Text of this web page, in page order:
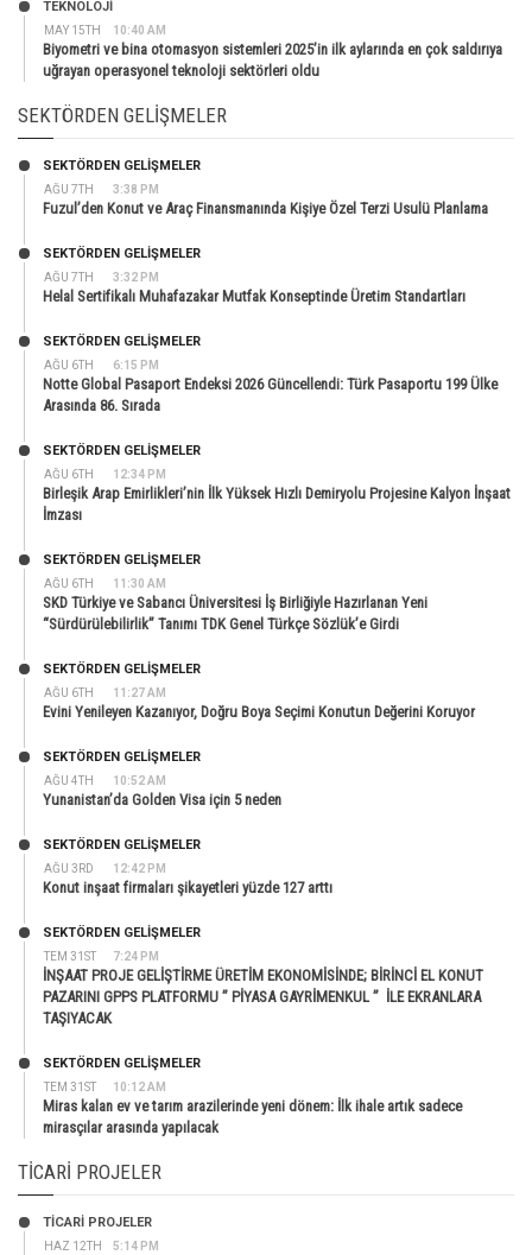
MAY 15TH 10:40 AM
TEKNOLOJİ
Biyometri ve bina otomasyon sistemleri 2025’in ilk aylarında en çok saldırıya
uğrayan operasyonel teknoloji sektörleri oldu
SEKTÖRDEN GELIŞMELER
AĞU 7TH 3:38 PM
SEKTÖRDEN GELIŞMELER
Fuzul’den Konut ve Araç Finansmanında Kişiye Özel Terzi Usulü Planlama
AĞU 7TH 3:32 PM
SEKTÖRDEN GELIŞMELER
Helal Sertifikalı Muhafazakar Mutfak Konseptinde Üretim Standartları
AĞU 6TH 6:15 PM
SEKTÖRDEN GELIŞMELER
Notte Global Pasaport Endeksi 2026 Güncellendi: Türk Pasaportu 199 Ülke
Arasında 86. Sırada
AĞU 6TH 12:34 PM
SEKTÖRDEN GELIŞMELER
Birleşik Arap Emirlikleri’nin İlk Yüksek Hızlı Demiryolu Projesine Kalyon İnşaat
İmzası
AĞU 6TH 11:30 AM
SEKTÖRDEN GELIŞMELER
SKD Türkiye ve Sabancı Üniversitesi İş Birliğiyle Hazırlanan Yeni
“Sürdürülebilirlik” Tanımı TDK Genel Türkçe Sözlük’e Girdi
AĞU 6TH 11:27 AM
SEKTÖRDEN GELIŞMELER
Evini Yenileyen Kazanıyor, Doğru Boya Seçimi Konutun Değerini Koruyor
AĞU 4TH 10:52 AM
SEKTÖRDEN GELIŞMELER
Yunanistan’da Golden Visa için 5 neden
AĞU 3RD 12:42 PM
SEKTÖRDEN GELIŞMELER
Konut inşaat firmaları şikayetleri yüzde 127 arttı
TEM 31ST 7:24 PM
SEKTÖRDEN GELIŞMELER
İNŞAAT PROJE GELİŞTİRME ÜRETİM EKONOMİSİNDE; BİRİNCİ EL KONUT
PAZARINI GPPS PLATFORMU ” PİYASA GAYRİMENKUL ” İLE EKRANLARA
TAŞIYACAK
TEM 31ST 10:12 AM
SEKTÖRDEN GELIŞMELER
Miras kalan ev ve tarım arazilerinde yeni dönem: İlk ihale artık sadece
mirasçılar arasında yapılacak
TICARI PROJELER
HAZ 12TH 5:14 PM
TİCARİ PROJELER